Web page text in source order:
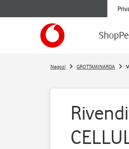
Shop
Negozi GROTTAMINARDA